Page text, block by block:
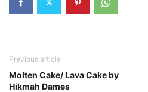
Previous article
Molten Cake/ Lava Cake by
Hikmah Dames